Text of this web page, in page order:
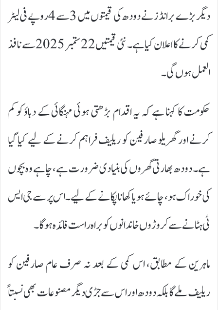
دیگر بڑے برانڈز نے دودھ کی قیمتوں میں 3 سے 4 روپے فی لیٹر
کمی کرنے کا اعلان کیا ہے۔ نئی قیمتیں 22 ستمبر 2025 سے نافذ
العمل ہوں گی۔
حکومت کا کہنا ہے کہ یہ اقدام بڑھتی ہوئی مہنگائی کے دباؤ کو کم
کرنے اور گھریلو صارفین کو ریلیف فراہم کرنے کے لیے کیا گیا
ہے۔ دودھ بھارتی گھروں کی بنیادی ضرورت ہے، چاہے وہ بچوں
کی خوراک ہو، چائے ہو یا کھانا پکانے کے لیے۔ اس پر سے جی ایس
ٹی ہٹانے سے کروڑوں خاندانوں کو براہ راست فائدہ ہوگا۔
ماہرین کے مطابق، اس کمی کے بعد نہ صرف عام صارفین کو
ریلیف ملے گا بلکہ دودھ اور اس سے جڑی دیگر مصنوعات بھی نسبتاً